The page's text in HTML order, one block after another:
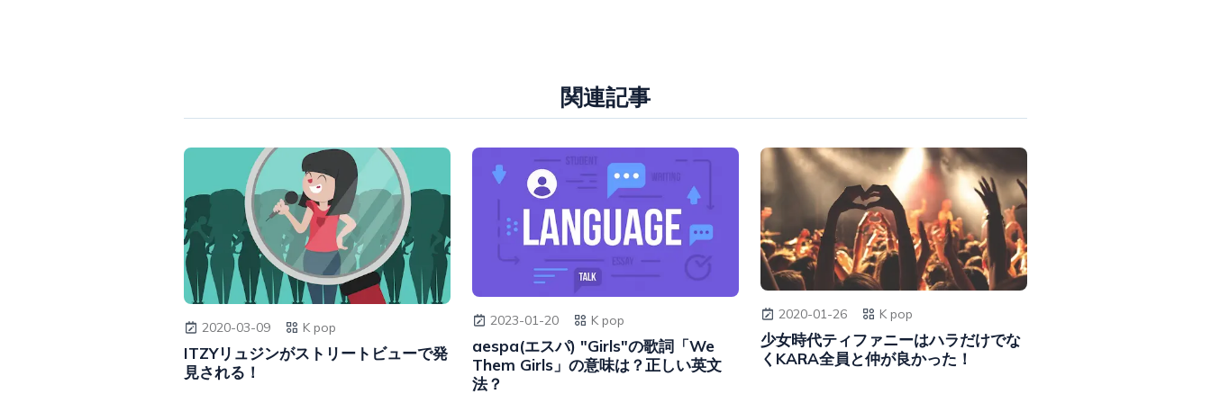
関連記事
2020-03-09 K pop
ITZYリュジンがストリートビューで発
見される！
2023-01-20 K pop
aespa(エスパ) "Girls"の歌詞「We
Them Girls」の意味は？正しい英文
法？
2020-01-26 K pop
少女時代ティファニーはハラだけでな
くKARA全員と仲が良かった！